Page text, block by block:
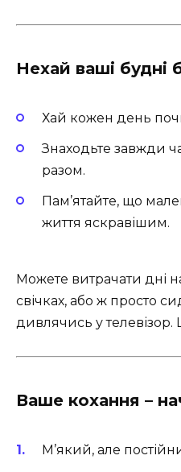
Нехай ваші будні
Хай кожен день
Знаходьте завжди
разом. ️
Пам’ятайте, що
життя яскравішим.
Можете витрачати дні
свічках, або ж просто
дивлячись у
Ваше кохання –
М’який, але